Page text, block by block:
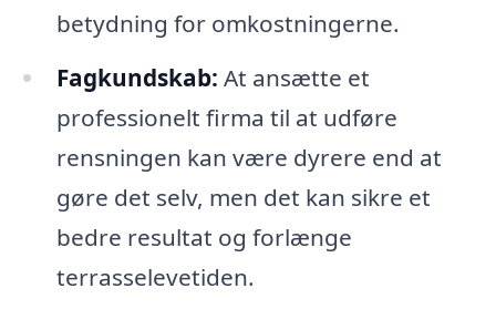
betydning for omkostningerne.
Fagkundskab: At ansætte et
professionelt firma til at udføre
rensningen kan være dyrere end at
gøre det selv, men det kan sikre et
bedre resultat og forlænge
terrasselevetiden.